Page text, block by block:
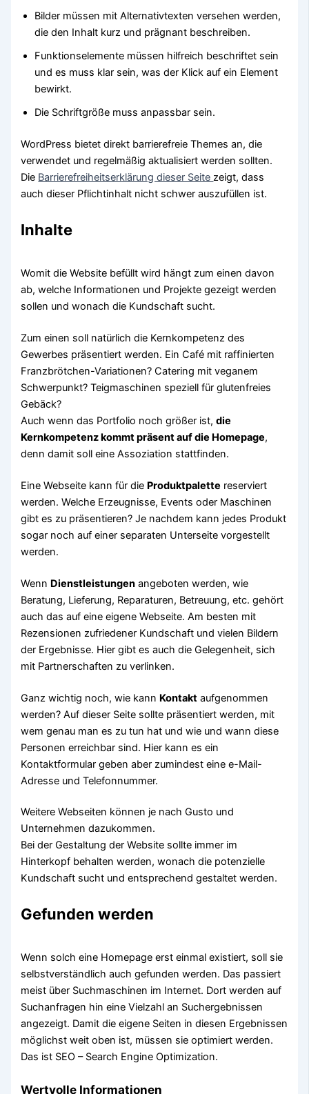
Bilder müssen mit Alternativtexten versehen werden,
die den Inhalt kurz und prägnant beschreiben.
Funktionselemente müssen hilfreich beschriftet sein
und es muss klar sein, was der Klick auf ein Element
bewirkt.
Die Schriftgröße muss anpassbar sein.
WordPress bietet direkt barrierefreie Themes an, die
verwendet und regelmäßig aktualisiert werden sollten.
Die Barrierefreiheitserklärung dieser Seitezeigt, dass
auch dieser Pflichtinhalt nicht schwer auszufüllen ist.
Inhalte
Womit die Website befüllt wird hängt zum einen davon
ab, welche Informationen und Projekte gezeigt werden
sollen und wonach die Kundschaft sucht.
Zum einen soll natürlich die Kernkompetenz des
Gewerbes präsentiert werden. Ein Café mit raffinierten
Franzbrötchen-Variationen? Catering mit veganem
Schwerpunkt? Teigmaschinen speziell für glutenfreies
Gebäck?
Auch wenn das Portfolio noch größer ist,die
Kernkompetenz kommt präsent auf die Homepage,
denn damit soll eine Assoziation stattfinden.
Eine Webseite kann für die Produktpalette reserviert
werden. Welche Erzeugnisse, Events oder Maschinen
gibt es zu präsentieren? Je nachdem kann jedes Produkt
sogar noch auf einer separaten Unterseite vorgestellt
werden.
Wenn Dienstleistungen angeboten werden, wie
Beratung, Lieferung, Reparaturen, Betreuung, etc. gehört
auch das auf eine eigene Webseite. Am besten mit
Rezensionen zufriedener Kundschaft und vielen Bildern
der Ergebnisse. Hier gibt es auch die Gelegenheit, sich
mit Partnerschaften zu verlinken.
Ganz wichtig noch, wie kann Kontakt aufgenommen
werden? Auf dieser Seite sollte präsentiert werden, mit
wem genau man es zu tun hat und wie und wann diese
Personen erreichbar sind. Hier kann es ein
Kontaktformular geben aber zumindest eine e-Mail-
Adresse und Telefonnummer.
Weitere Webseiten können je nach Gusto und
Unternehmen dazukommen.
Bei der Gestaltung der Website sollte immer im
Hinterkopf behalten werden, wonach die potenzielle
Kundschaft sucht und entsprechend gestaltet werden.
Gefunden werden
Wenn solch eine Homepage erst einmal existiert, soll sie
selbstverständlich auch gefunden werden. Das passiert
meist über Suchmaschinen im Internet. Dort werden auf
Suchanfragen hin eine Vielzahl an Suchergebnissen
angezeigt. Damit die eigene Seiten in diesen Ergebnissen
möglichst weit oben ist, müssen sie optimiert werden.
Das ist SEO – Search Engine Optimization.
Wertvolle Informationen